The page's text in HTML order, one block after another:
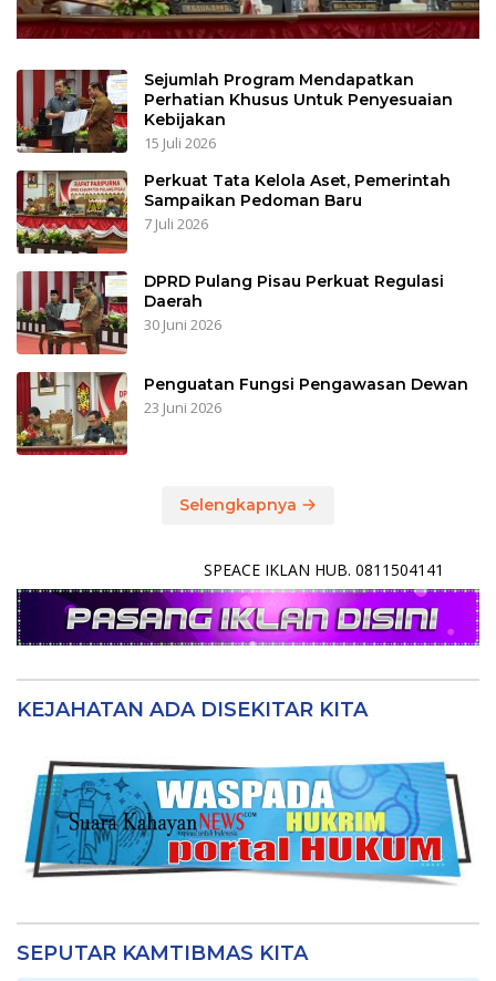
Sejumlah Program Mendapatkan
Perhatian Khusus Untuk Penyesuaian
Kebijakan
15 Juli 2026
Perkuat Tata Kelola Aset, Pemerintah
Sampaikan Pedoman Baru
7 Juli 2026
DPRD Pulang Pisau Perkuat Regulasi
Daerah
30 Juni 2026
Penguatan Fungsi Pengawasan Dewan
23 Juni 2026
Selengkapnya
SPEACE IKLAN HUB. 0811504141
KEJAHATAN ADA DISEKITAR KITA
SEPUTAR KAMTIBMAS KITA